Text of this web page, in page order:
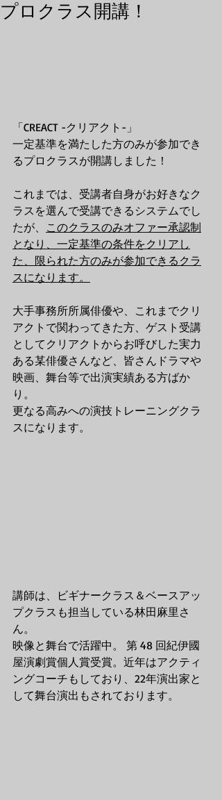
プロクラス開講！
「CREACT -クリアクト-」
一定基準を満たした方のみが参加でき
るプロクラスが開講しました！
これまでは、受講者自身がお好きなク
ラスを選んで受講できるシステムでし
たが、 このクラスのみオファー承認制
となり、一定基準の条件をクリアし
た、限られた方のみが参加できるクラ
スになります。
大手事務所所属俳優や、これまでクリ
アクトで関わってきた方、ゲスト受講
としてクリアクトからお呼びした実力
ある某俳優さんなど、皆さんドラマや
映画、舞台等で出演実績ある方ばか
り。
更なる高みへの演技トレーニングクラ
スになります。
講師は、ビギナークラス＆ベースアッ
プクラスも担当している林田麻里さ
ん。
映像と舞台で活躍中。 第 48 回紀伊國
屋演劇賞個人賞受賞。近年はアクティ
ングコーチもしており、22年演出家と
して舞台演出もされております。